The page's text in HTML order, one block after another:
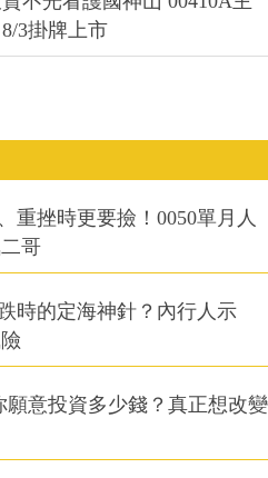
3掛牌上市
重挫時更要撿！0050單月人
哥
時的定海神針？內行人示
願意投資多少錢？真正想改變